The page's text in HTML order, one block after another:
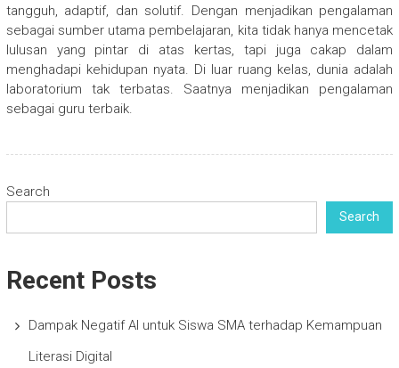
tangguh, adaptif, dan solutif. Dengan menjadikan pengalaman
sebagai sumber utama pembelajaran, kita tidak hanya mencetak
lulusan yang pintar di atas kertas, tapi juga cakap dalam
menghadapi kehidupan nyata. Di luar ruang kelas, dunia adalah
laboratorium tak terbatas. Saatnya menjadikan pengalaman
sebagai guru terbaik.
Search
Search
Recent Posts
Dampak Negatif AI untuk Siswa SMA terhadap Kemampuan
Literasi Digital